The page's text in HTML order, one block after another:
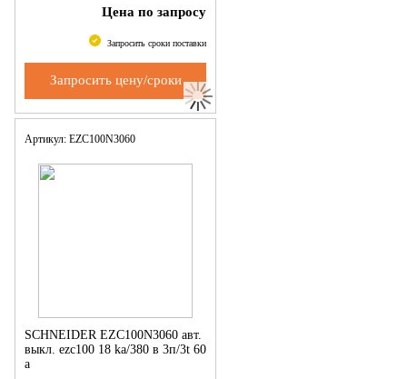
Цена по запросу
Запросить сроки поставки
Запросить цену/сроки
Артикул: EZC100N3060
SCHNEIDER EZC100N3060 авт.
выкл. ezc100 18 ka/380 в 3п/3t 60
a